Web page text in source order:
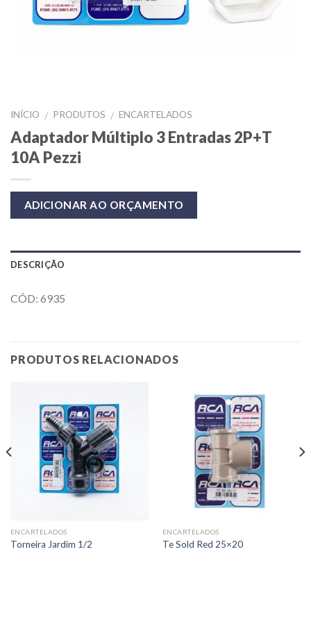
INÍCIO / PRODUTOS / ENCARTELADOS
Adaptador Múltiplo 3 Entradas 2P+T
10A Pezzi
ADICIONAR AO ORÇAMENTO
DESCRIÇÃO
CÓD: 6935
PRODUTOS RELACIONADOS
ENCARTELADOS
Torneira Jardim 1/2
ENCARTELADOS
Te Sold Red 25×20